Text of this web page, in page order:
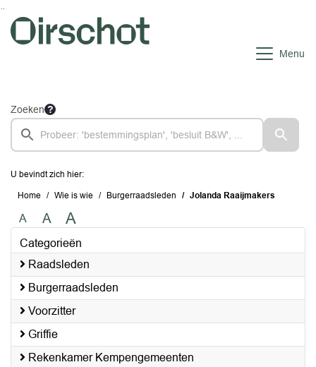
Ga naar de inhoud van deze pagina
Ga naar het zoeken
Ga naar het menu
Menu
Zoeken
U bevindt zich hier:
Home Wie is wie Burgerraadsleden Jolanda Raaijmakers
A A A
Categorieën
Raadsleden
Burgerraadsleden
Voorzitter
Griffie
Rekenkamer Kempengemeenten